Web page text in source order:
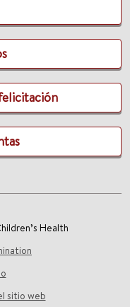
Health
sitio web